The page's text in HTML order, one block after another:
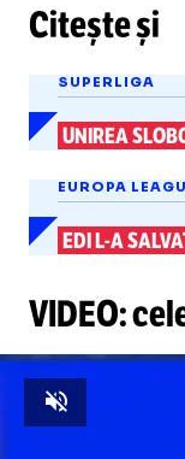
Citește și
SUPERLIGA
UNIREA
EUROPA
EDIL-A
VIDEO:
Unmute